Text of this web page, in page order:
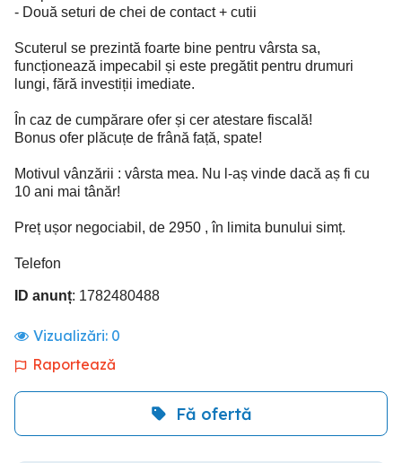
- Două seturi de chei de contact + cutii
Scuterul se prezintă foarte bine pentru vârsta sa,
funcționează impecabil și este pregătit pentru drumuri
lungi, fără investiții imediate.
În caz de cumpărare ofer și cer atestare fiscală!
Bonus ofer plăcuțe de frână față, spate!
Motivul vânzării : vârsta mea. Nu l-aș vinde dacă aș fi cu
10 ani mai tânăr!
Preț ușor negociabil, de 2950 , în limita bunului simț.
Telefon
ID anunț: 1782480488
Vizualizări: 0
Raportează
Fă ofertă